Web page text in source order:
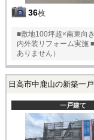
36枚
■敷地100坪超×南東向
内外装リフォーム実施
ありません）
日高市中鹿山の新築一
一戸建て